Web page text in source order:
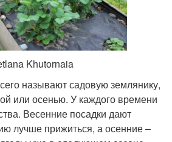
Khutornaia
называют садовую землянику,
или осенью. У каждого времени
Весенние посадки дают
лучше прижиться, а осенние –